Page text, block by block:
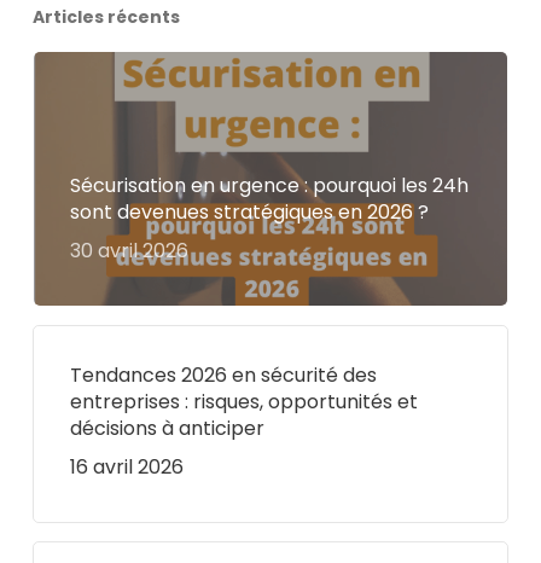
Articles récents
Sécurisation en urgence : pourquoi les 24h
sont devenues stratégiques en 2026 ?
30 avril 2026
Tendances 2026 en sécurité des
entreprises : risques, opportunités et
décisions à anticiper
16 avril 2026